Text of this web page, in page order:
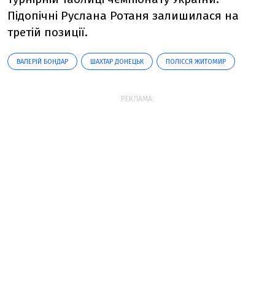
Підопічні Руслана Ротаня залишилася на
третій позиції.
ВАЛЕРІЙ БОНДАР ШАХТАР ДОНЕЦЬК ПОЛІССЯ ЖИТОМИР
РЕКЛАМА: